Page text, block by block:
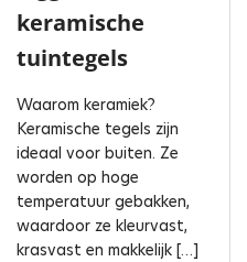
keramische
tuintegels
Waarom keramiek?
Keramische tegels zijn
ideaal voor buiten. Ze
worden op hoge
temperatuur gebakken,
waardoor ze kleurvast,
krasvast en makkelijk […]